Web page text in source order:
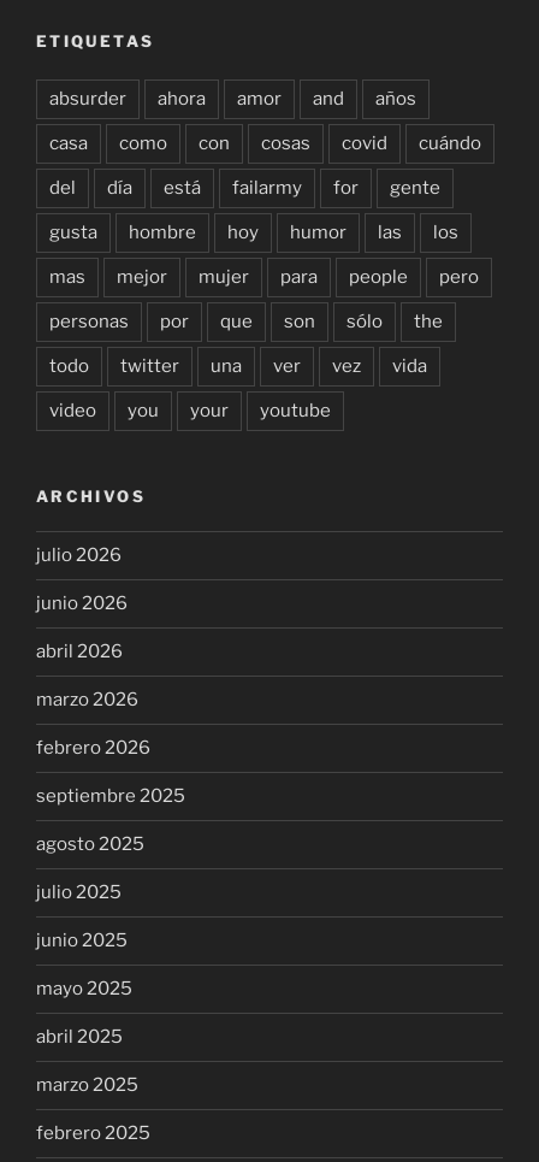
ETIQUETAS
absurder ahora amor and años
casa como con cosas covid cuándo
del día está failarmy for gente
gusta hombre hoy humor las los
mas mejor mujer para people pero
personas por que son sólo the
todo twitter una ver vez vida
video you your youtube
ARCHIVOS
julio 2026
junio 2026
abril 2026
marzo 2026
febrero 2026
septiembre 2025
agosto 2025
julio 2025
junio 2025
mayo 2025
abril 2025
marzo 2025
febrero 2025